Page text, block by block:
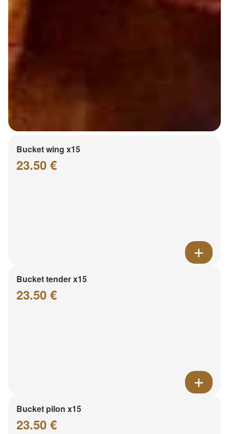
Bucket wing x15
23.50 €
Bucket tender x15
23.50 €
Bucket pilon x15
23.50 €